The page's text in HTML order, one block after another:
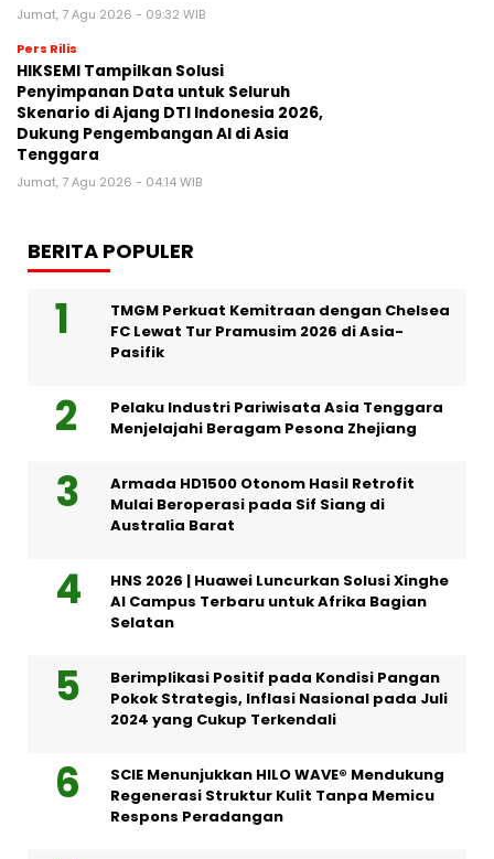
Jumat, 7 Agu 2026 - 09:32 WIB
Pers Rilis
HIKSEMI Tampilkan Solusi
Penyimpanan Data untuk Seluruh
Skenario di Ajang DTI Indonesia 2026,
Dukung Pengembangan AI di Asia
Tenggara
Jumat, 7 Agu 2026 - 04:14 WIB
BERITA POPULER
TMGM Perkuat Kemitraan dengan Chelsea
FC Lewat Tur Pramusim 2026 di Asia-
Pasifik
Pelaku Industri Pariwisata Asia Tenggara
Menjelajahi Beragam Pesona Zhejiang
Armada HD1500 Otonom Hasil Retrofit
Mulai Beroperasi pada Sif Siang di
Australia Barat
HNS 2026 | Huawei Luncurkan Solusi Xinghe
AI Campus Terbaru untuk Afrika Bagian
Selatan
Berimplikasi Positif pada Kondisi Pangan
Pokok Strategis, Inflasi Nasional pada Juli
2024 yang Cukup Terkendali
SCIE Menunjukkan HILO WAVE® Mendukung
Regenerasi Struktur Kulit Tanpa Memicu
Respons Peradangan